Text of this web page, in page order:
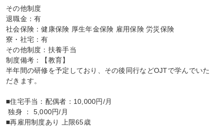
その他制度
退職金：有
社会保険：健康保険 厚生年金保険 雇用保険 労災保険
寮・社宅：有
その他制度：扶養手当
制度備考：【教育】
半年間の研修を予定しており、その後同行などOJTで学んでいた
だきます。
■住宅手当：配偶者：10,000円/月
独身 ： 5,000円/月
■再雇用制度あり 上限65歳